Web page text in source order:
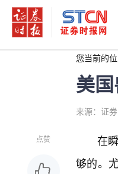
您当前的位
美
来源：证
点赞
在
够的。